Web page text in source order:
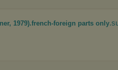
1979).french-foreign parts only